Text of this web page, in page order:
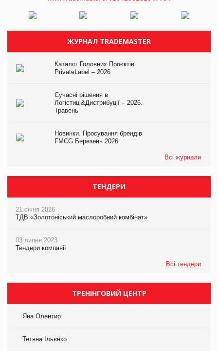
ЖУРНАЛ TRADEMASTER
Каталог Головних Проєктів
PrivateLabel – 2026
Сучасні рішення в
Логістиці&Дистрибуції – 2026.
Травень
Новинки. Просування брендів
FMCG.Березень 2026
Всі журнали
ТЕНДЕРИ
21 січня 2026
ТДВ «Золотоніський маслоробний комбінат»
03 липня 2023
Тендери компанії
Всі тендери
ТРЕНІНГОВИЙ ЦЕНТР
Яна Олентир
Тетяна Ільєнко